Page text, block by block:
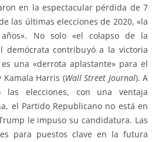
en la espectacular pérdida de 7
las últimas elecciones de 2020, «la
No solo «el colapso de la
demócrata contribuyó a la victoria
una «derrota aplastante» para el
Kamala Harris (Wall Street Journal). A
elecciones, con una ventaja
el Partido Republicano no está en
le impuso su candidatura. Las
para puestos clave en la futura